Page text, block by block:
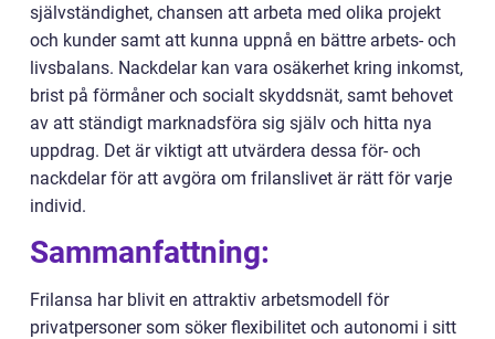
självständighet, chansen att arbeta med olika projekt
och kunder samt att kunna uppnå en bättre arbets- och
livsbalans. Nackdelar kan vara osäkerhet kring inkomst,
brist på förmåner och socialt skyddsnät, samt behovet
av att ständigt marknadsföra sig själv och hitta nya
uppdrag. Det är viktigt att utvärdera dessa för- och
nackdelar för att avgöra om frilanslivet är rätt för varje
individ.
Sammanfattning:
Frilansa har blivit en attraktiv arbetsmodell för
privatpersoner som söker flexibilitet och autonomi i sitt